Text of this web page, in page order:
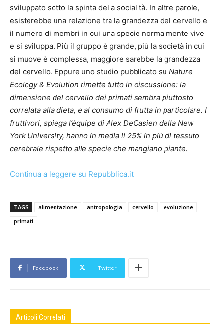
sviluppato sotto la spinta della socialità. In altre parole,
esisterebbe una relazione tra la grandezza del cervello e
il numero di membri in cui una specie normalmente vive
e si sviluppa. Più il gruppo è grande, più la società in cui
si muove è complessa, maggiore sarebbe la grandezza
del cervello. Eppure uno studio pubblicato su Nature
Ecology & Evolution rimette tutto in discussione: la
dimensione del cervello dei primati sembra piuttosto
correlata alla dieta, e al consumo di frutta in particolare. I
fruttivori, spiega l’équipe di Alex DeCasien della New
York University, hanno in media il 25% in più di tessuto
cerebrale rispetto alle specie che mangiano piante.
Continua a leggere su Repubblica.it
TAGS alimentazione antropologia cervello
evoluzione
primati
Facebook Twitter
Articoli Correlati